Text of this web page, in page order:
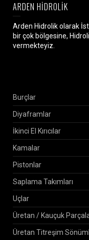
ARDEN HİDROLİK
Arden Hidrolik olarak
bir çok bölgesine,
vermekteyiz.
Burçlar
Diyaframlar
İkinci El Kırıcılar
Kamalar
Pistonlar
Saplama Takımları
Uçlar
Üretan / Kauçuk
Üretan Titreşim